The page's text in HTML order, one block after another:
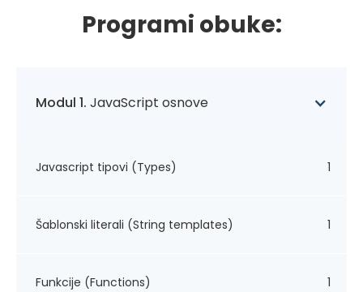
Programi obuke:
Modul 1. JavaScript osnove
Javascript tipovi (Types) 1
Šablonski literali (String templates) 1
Funkcije (Functions) 1